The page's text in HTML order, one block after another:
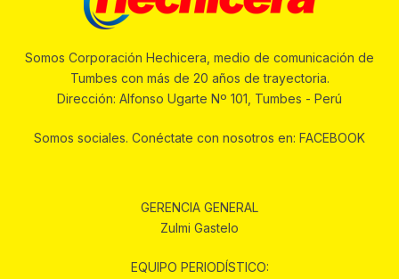
Somos Corporación Hechicera, medio de comunicación de
Tumbes con más de 20 años de trayectoria.
Dirección: Alfonso Ugarte Nº 101, Tumbes - Perú
Somos sociales. Conéctate con nosotros en: FACEBOOK
GERENCIA GENERAL
Zulmi Gastelo
EQUIPO PERIODÍSTICO: